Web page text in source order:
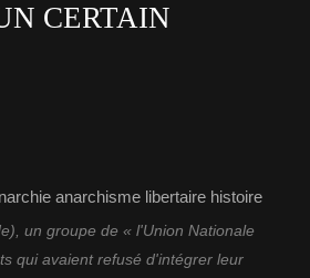
CERTAIN
un groupe de « l'Union Nationale
qui avaient refusé d'intégrer leur